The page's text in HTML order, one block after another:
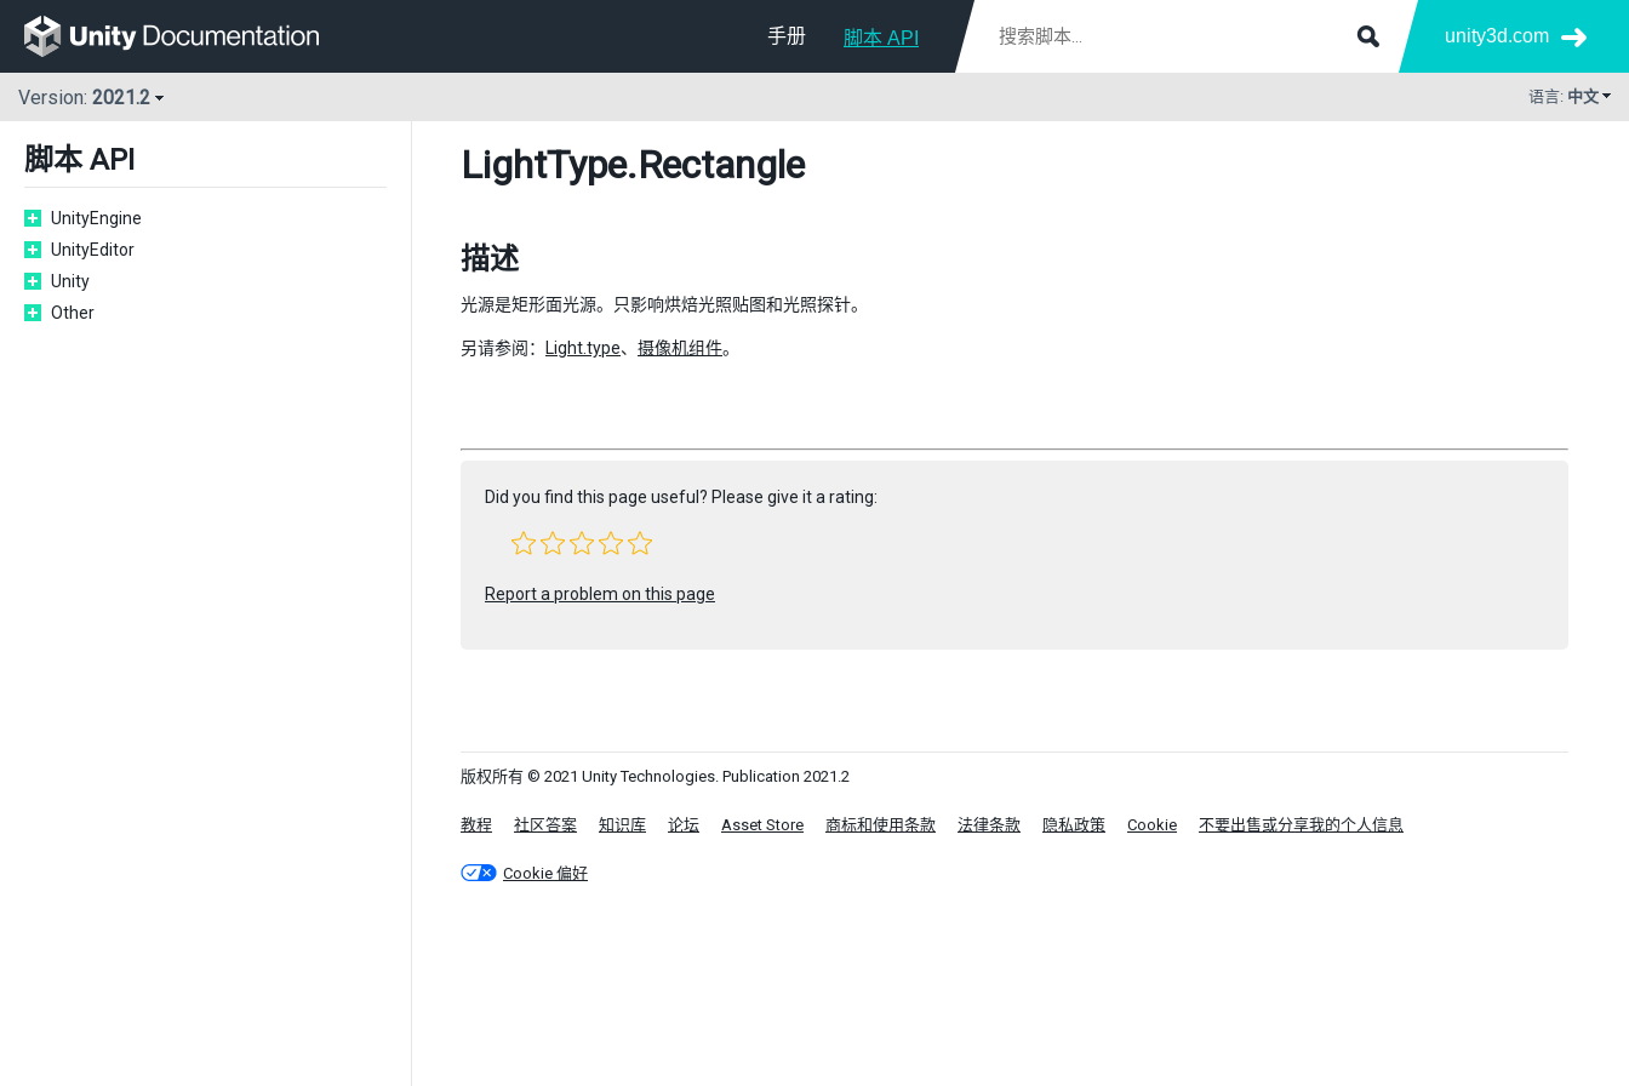
手册 脚本 API unity3d.com
Version: 2021.2 语言: 中文
脚本 API
UnityEngine
UnityEditor
Unity
Other
LightType.Rectangle
描述
光源是矩形面光源。只影响烘焙光照贴图和光照探针。
另请参阅： Light.type、 摄像机组件。
Did you find this page useful? Please give it a rating:
Report a problem on this page
版权所有 © 2021 Unity Technologies. Publication 2021.2
教程 社区答案 知识库 论坛 Asset Store 商标和使用条款 法律条款 隐私政策 Cookie 不要出售或分享我的个人信息
Cookie 偏好